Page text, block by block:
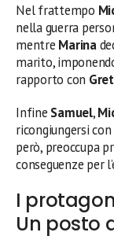
Nel frattempo
nella guerra
mentre Marina
marito,
rapporto con
Infine Samuel,
ricongiungersi con
però, preoccupa
conseguenze per
I
Un posto